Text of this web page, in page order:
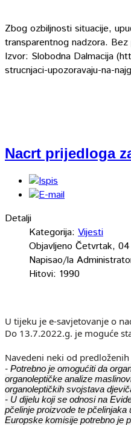
Zbog ozbiljnosti situacije,
transparentnog nadzora.
Izvor: Slobodna Dalmacija
strucnjaci-upozoravaju-na-
Nacrt prijedloga
Detalji
Kategorija: Vijesti
Objavljeno Četvrtak,
Napisao/la
Hitovi: 1990
U tijeku je e-savjetovanje o
Do 13.7.2022.g. je moguće
Navedeni neki od
- Potrebno je omogućiti da
organoleptičke analize
organoleptičkih svojstava
- U dijelu koji se odnosi na
pčelinje proizvode te
Europske komisije potrebno je